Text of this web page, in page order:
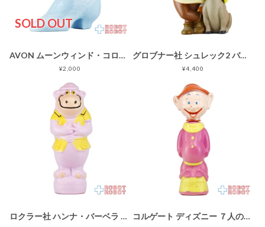
SOLD OUT
AVON ムーンウィンド・コロン 陶器製 ブーツ型ボトル フィギュア
¥2,000
グロブナー社 シュレック2 バブルバス シャワージェル ボトル フィギュア ソーキー 2004 紙タグ付き
¥4,400
ロクラー社 ハンナ・バーベラ ピーターポタモス カバのガバチョ ソーキー バブルバスボトル 貯金箱 フィギュア コルゲート ディズニー ７人の小人 おとぼけ ドーピー 赤帽子 ソーキー バブルバス シャンプーボトル